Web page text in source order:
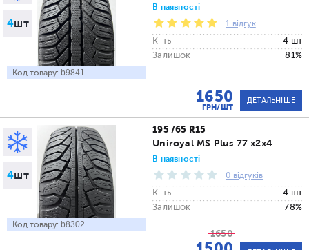
4шт
Код товару: b9841
В наявності
1 відгук
К-ть
4 шт
Залишок
81%
1650
ГРН/ШТ
ДЕТАЛЬНІШЕ
4шт
Код товару: b8302
195 /65 R15
Uniroyal MS Plus 77 x2x4
В наявності
0 відгуків
К-ть
4 шт
Залишок
78%
1650